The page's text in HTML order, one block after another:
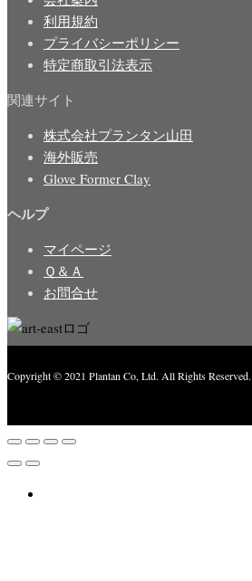
利用規約
プライバシーポリシー
特定商取引法表示
関連サイト
株式会社プランタン山田
海外販売
Glove Former Clay
ヘルプ
マイページ
Ｑ＆Ａ
お問合せ
Copyright © 2021 Plantan Co, Ltd. All Rights Reserved.